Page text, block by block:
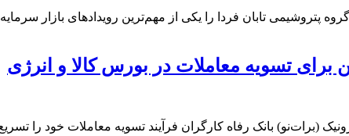
گروه سرمایه‌گذاری اهداف، عرضه ۵درصدی سهام گروه پتروشیمی تابان فردا را یکی از
برای تسویه معاملات در بورس کالا و انرژی
(برات‌نو) بانک رفاه کارگران فرآیند تسویه معاملات خود را